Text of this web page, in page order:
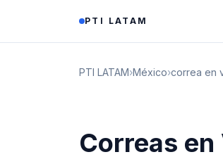
PTI LATAM
PTI LATAM›México›correa en
Correas